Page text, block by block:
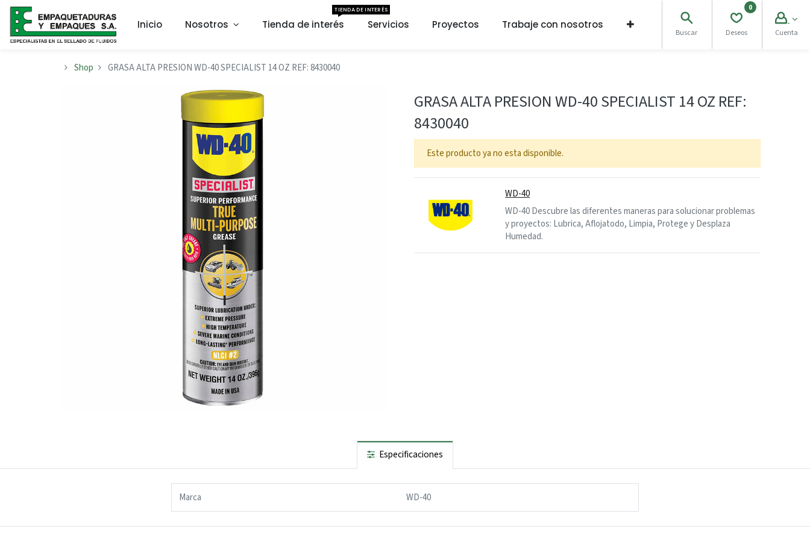
Inicio Nosotros Tienda de interés
TIENDA DE INTERÉS
Servicios Proyectos Trabaje con nosotros
Buscar
0
Deseos Cuenta
Shop GRASA ALTA PRESION WD-40 SPECIALIST 14 OZ REF: 8430040
GRASA ALTA PRESION WD-40 SPECIALIST 14 OZ REF:
8430040
Este producto ya no esta disponible.
WD-40
WD-40 Descubre las diferentes maneras para solucionar problemas
y proyectos: Lubrica, Aflojatodo, Limpia, Protege y Desplaza
Humedad.
Especificaciones
Marca WD-40